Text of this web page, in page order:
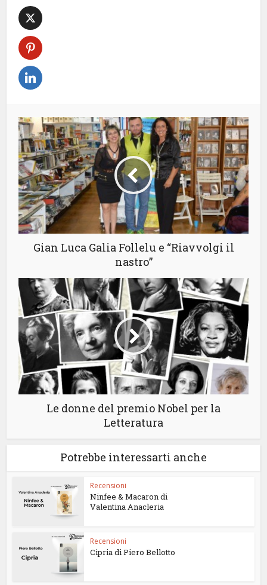
Gian Luca Galia Follelu e “Riavvolgi il
nastro”
Le donne del premio Nobel per la
Letteratura
Potrebbe interessarti anche
Recensioni
Ninfee & Macaron di
Valentina Anacleria
Recensioni
Cipria di Piero Bellotto